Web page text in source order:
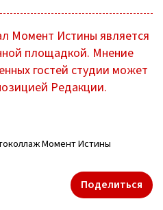
Момент Истины является
площадкой. Мнение
гостей студии может
Редакции.
Момент Истины
Поделиться